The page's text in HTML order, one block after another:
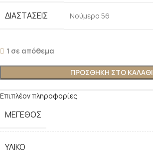
ΔΙΑΣΤΑΣΕΙΣ Νούμερο 56
1 σε απόθεμα
ΠΡΟΣΘΗΚΗ ΣΤΟ ΚΑΛΑΘΙ
Επιπλέον πληροφορίες
ΜΕΓΕΘΟΣ
ΥΛΙΚΟ